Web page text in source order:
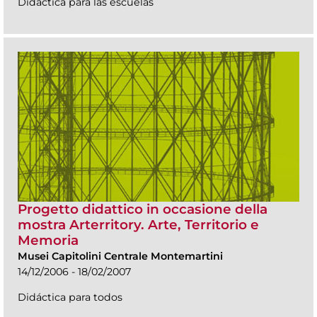
Progetto didattico in occasione della
mostra Arterritory. Arte, Territorio e
Memoria
Musei Capitolini Centrale Montemartini
14/12/2006 - 18/02/2007
Didáctica para todos